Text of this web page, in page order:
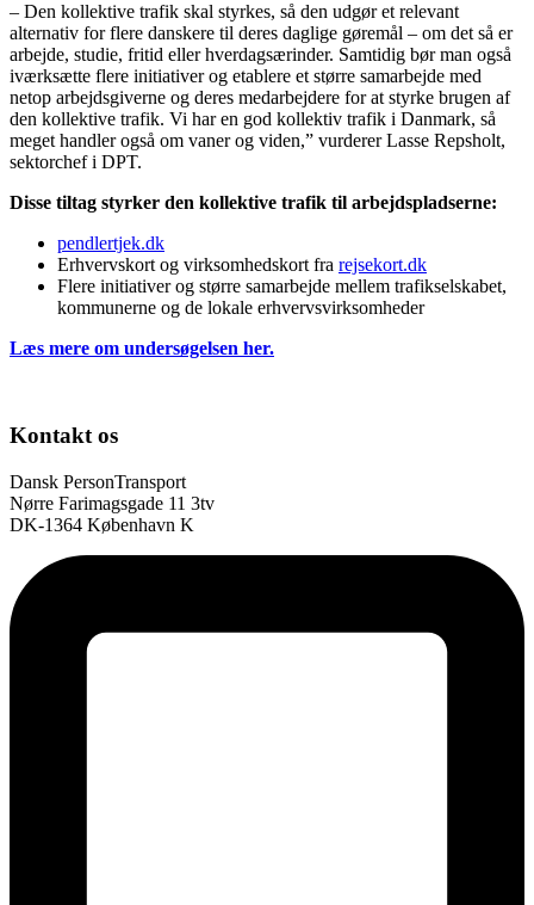
– Den kollektive trafik skal styrkes, så den udgør et relevant
alternativ for flere danskere til deres daglige gøremål – om det så er
arbejde, studie, fritid eller hverdagsærinder. Samtidig bør man også
iværksætte flere initiativer og etablere et større samarbejde med
netop arbejdsgiverne og deres medarbejdere for at styrke brugen af
den kollektive trafik. Vi har en god kollektiv trafik i Danmark, så
meget handler også om vaner og viden,” vurderer Lasse Repsholt,
sektorchef i DPT.
Disse tiltag styrker den kollektive trafik til arbejdspladserne:
pendlertjek.dk
Erhvervskort og virksomhedskort fra rejsekort.dk
Flere initiativer og større samarbejde mellem trafikselskabet,
kommunerne og de lokale erhvervsvirksomheder
Læs mere om undersøgelsen her.
Kontakt os
Dansk PersonTransport
Nørre Farimagsgade 11 3tv
DK-1364 København K